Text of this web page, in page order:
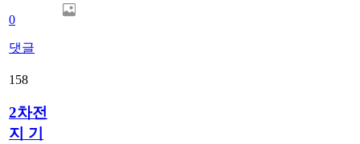
0
댓글
158
2차전
지 기